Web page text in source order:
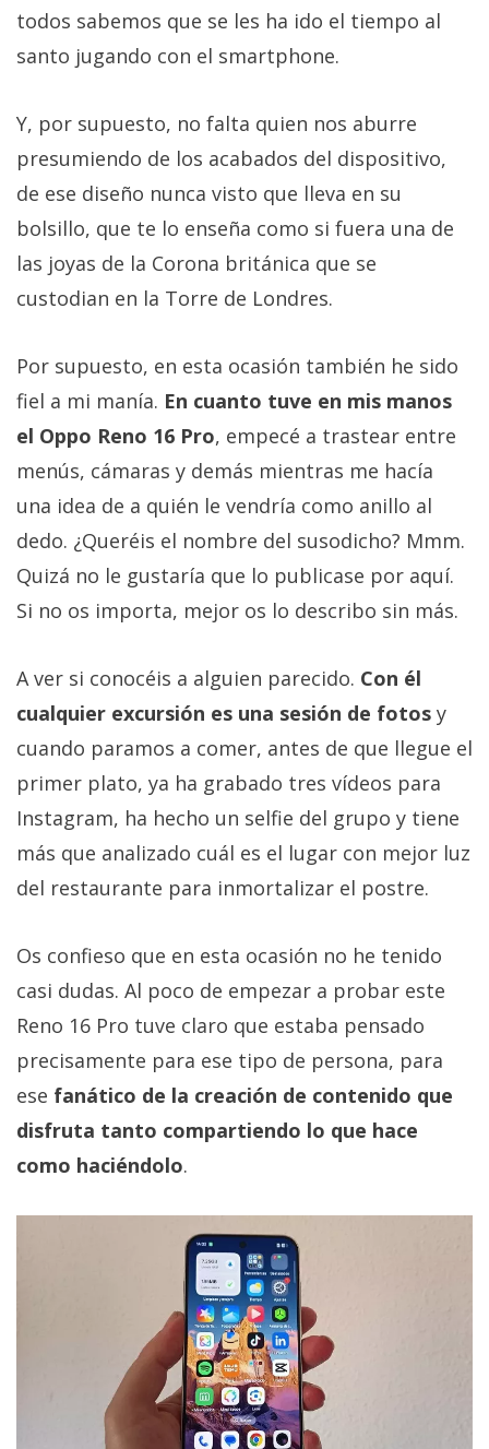
todos sabemos que se les ha ido el tiempo al
santo jugando con el smartphone.
Y, por supuesto, no falta quien nos aburre
presumiendo de los acabados del dispositivo,
de ese diseño nunca visto que lleva en su
bolsillo, que te lo enseña como si fuera una de
las joyas de la Corona británica que se
custodian en la Torre de Londres.
Por supuesto, en esta ocasión también he sido
fiel a mi manía. En cuanto tuve en mis manos
el Oppo Reno 16 Pro, empecé a trastear entre
menús, cámaras y demás mientras me hacía
una idea de a quién le vendría como anillo al
dedo. ¿Queréis el nombre del susodicho? Mmm.
Quizá no le gustaría que lo publicase por aquí.
Si no os importa, mejor os lo describo sin más.
A ver si conocéis a alguien parecido. Con él
cualquier excursión es una sesión de fotos y
cuando paramos a comer, antes de que llegue el
primer plato, ya ha grabado tres vídeos para
Instagram, ha hecho un selfie del grupo y tiene
más que analizado cuál es el lugar con mejor luz
del restaurante para inmortalizar el postre.
Os confieso que en esta ocasión no he tenido
casi dudas. Al poco de empezar a probar este
Reno 16 Pro tuve claro que estaba pensado
precisamente para ese tipo de persona, para
ese fanático de la creación de contenido que
disfruta tanto compartiendo lo que hace
como haciéndolo.